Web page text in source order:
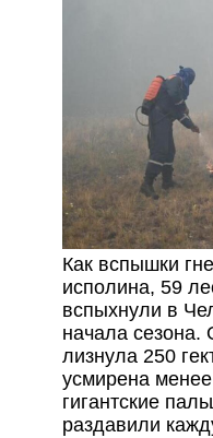
Как вспышки
исполина, 59
вспыхнули в
начала сезона.
лизнула 250
усмирена менее
гигантские
раздавили